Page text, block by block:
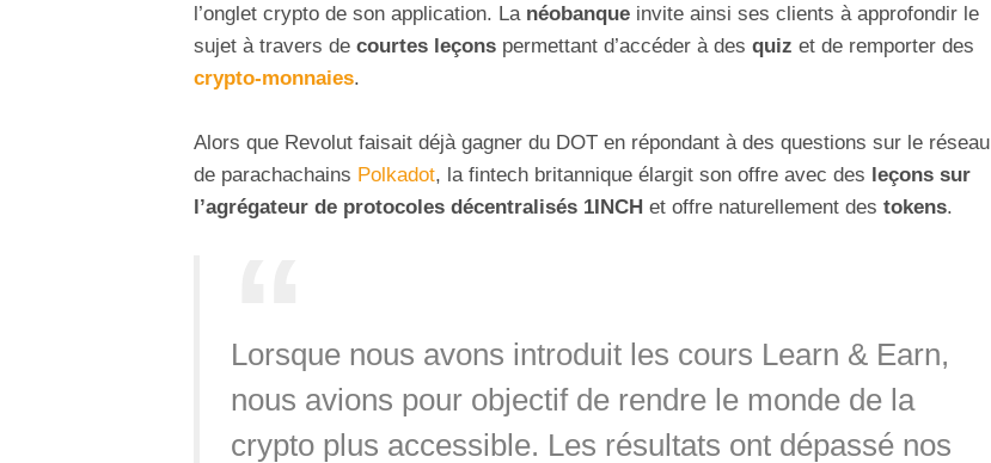
l’onglet crypto de son application. La néobanque invite ainsi ses clients à approfondir le
sujet à travers de courtes leçons permettant d’accéder à des quiz et de remporter des
crypto-monnaies.
Alors que Revolut faisait déjà gagner du DOT en répondant à des questions sur le réseau
de parachachains Polkadot, la fintech britannique élargit son offre avec des leçons sur
l’agrégateur de protocoles décentralisés 1INCH et offre naturellement des tokens.
Lorsque nous avons introduit les cours Learn & Earn,
nous avions pour objectif de rendre le monde de la
crypto plus accessible. Les résultats ont dépassé nos